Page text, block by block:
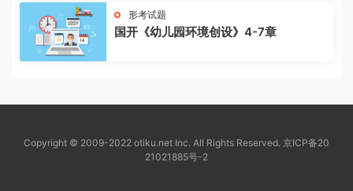
形考试题
国开《幼儿园环境创设》4-7章
Copyright © 2009-2022 otiku.net Inc. All Rights Reserved. 京ICP备20
21021885号-2